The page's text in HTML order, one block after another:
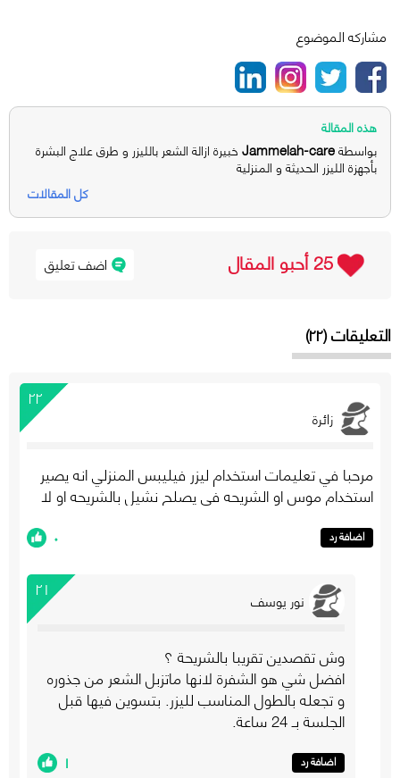
مشاركه الموضوع
هذه المقالة
بواسطةJammelah-care خبيرة ازالة الشعر بالليزر و طرق علاج البشرة
بأجهزة الليزر الحديثة و المنزلية
كل المقالات
اضف تعليق 25 أحبو المقال
التعليقات (٢٢)
٢٢
زائرة
مرحبا في تعليمات استخدام ليزر فيليبس المنزلي انه يصير
استخدام موس او الشريحه في يصلح نشيل بالشريحه او لا
اضافة رد ٠
٢١ نور يوسف
وش تقصدين تقريبا بالشريحة ؟
افضل شي هو الشفرة لانها ماتزبل الشعر من جذوره
و تجعله بالطول المناسب لليزر. بتسوين فيها قبل
الجلسة بـ 24 ساعة.
اضافة رد ١